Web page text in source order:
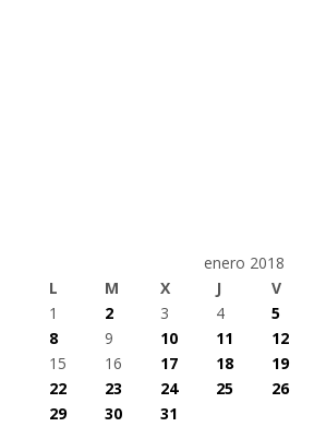
enero 2018
L
M X J V
1
2 3 4 5
8
9 10 11 12
15
16 17 18 19
22
23 24 25 26
29
30
31